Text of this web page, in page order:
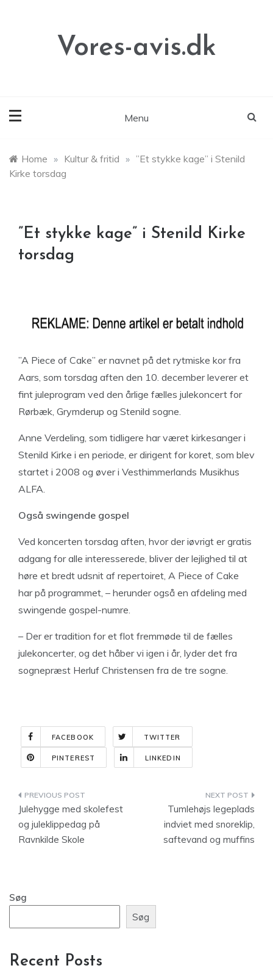
Vores-avis.dk
Menu
Home » Kultur & fritid » ”Et stykke kage” i Stenild
Kirke torsdag
”Et stykke kage” i Stenild Kirke
torsdag
”A Piece of Cake” er navnet på det rytmiske kor fra
Aars, som torsdag aften den 10. december leverer et
fint juleprogram ved den årlige fælles julekoncert for
Rørbæk, Grymderup og Stenild sogne.
Anne Verdeling, som tidligere har været kirkesanger i
Stenild Kirke i en periode, er dirigent for koret, som blev
startet i 2008 og øver i Vesthimmerlands Musikhus
ALFA.
Også swingende gospel
Ved koncerten torsdag aften, hvor der iøvrigt er gratis
adgang for alle interesserede, bliver der lejlighed til at
høre et bredt udsnit af repertoiret, A Piece of Cake
har på programmet, – herunder også en afdeling med
swingende gospel-numre.
– Der er tradition for et flot fremmøde til de fælles
julekoncerter, og det håber vi igen i år, lyder det fra
sognepræst Herluf Christensen fra de tre sogne.
FACEBOOK TWITTER
PINTEREST LINKEDIN
Indlægsnavigation
Julehygge med skolefest
og juleklippedag på
Ravnkilde Skole
Tumlehøjs legeplads
indviet med snoreklip,
saftevand og muffins
Søg
Søg
Recent Posts